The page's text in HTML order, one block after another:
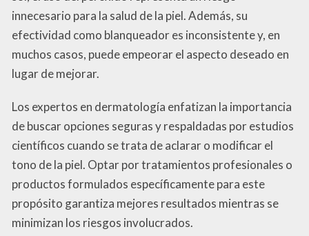
innecesario para la salud de la piel. Además, su
efectividad como blanqueador es inconsistente y, en
muchos casos, puede empeorar el aspecto deseado en
lugar de mejorar.
Los expertos en dermatología enfatizan la importancia
de buscar opciones seguras y respaldadas por estudios
científicos cuando se trata de aclarar o modificar el
tono de la piel. Optar por tratamientos profesionales o
productos formulados específicamente para este
propósito garantiza mejores resultados mientras se
minimizan los riesgos involucrados.